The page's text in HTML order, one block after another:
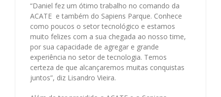
“Daniel fez um ótimo trabalho no comando da
ACATE e também do Sapiens Parque. Conhece
como poucos o setor tecnológico e estamos
muito felizes com a sua chegada ao nosso time,
por sua capacidade de agregar e grande
experiência no setor de tecnologia. Temos
certeza de que alcançaremos muitas conquistas
juntos”, diz Lisandro Vieira.